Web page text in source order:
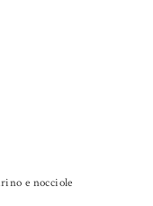
e nocciole